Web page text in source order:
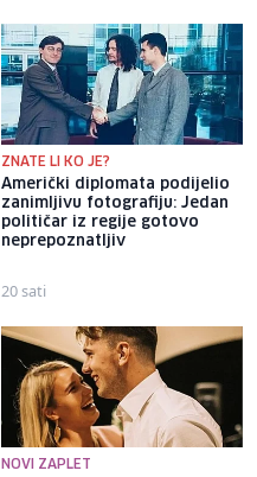
ZNATE LI KO JE?
Američki diplomata podijelio
zanimljivu fotografiju: Jedan
političar iz regije gotovo
neprepoznatljiv
20 sati
NOVI ZAPLET